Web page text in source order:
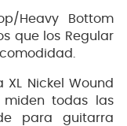
Heavy Bottom
que los Regular
Nickel Wound
todas las
para guitarra